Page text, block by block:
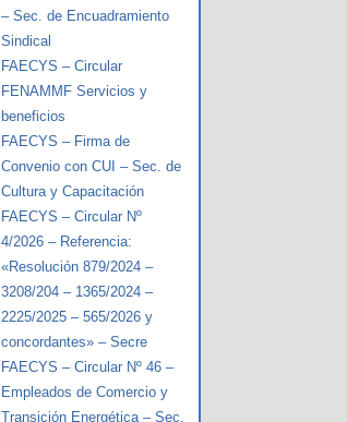
– Sec. de Encuadramiento
Sindical
FAECYS – Circular
FENAMMF Servicios y
beneficios
FAECYS – Firma de
Convenio con CUI – Sec. de
Cultura y Capacitación
FAECYS – Circular Nº
4/2026 – Referencia:
«Resolución 879/2024 –
3208/204 – 1365/2024 –
2225/2025 – 565/2026 y
concordantes» – Secre
FAECYS – Circular Nº 46 –
Empleados de Comercio y
Transición Energética – Sec.